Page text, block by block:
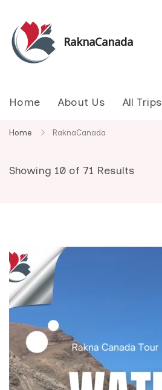
content
RaknaCanada
Home About Us All Trips
Home RaknaCanada
Showing 10 of 71 Results